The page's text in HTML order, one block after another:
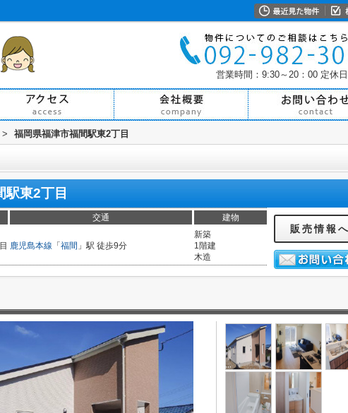
営業時間：9:30～20：00 定休
> 福岡県福津市福間駅東2丁目
駅東2丁目
交通 建物
鹿児島本線 「 福間 」駅 徒歩9分
新築
1階建
木造
販売情報へ